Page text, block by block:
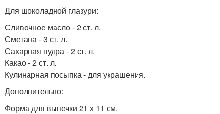
Для шоколадной глазури:
Сливочное масло - 2 ст. л.
Сметана - 3 ст. л.
Сахарная пудра - 2 ст. л.
Какао - 2 ст. л.
Кулинарная посыпка - для украшения.
Дополнительно:
Форма для выпечки 21 х 11 см.